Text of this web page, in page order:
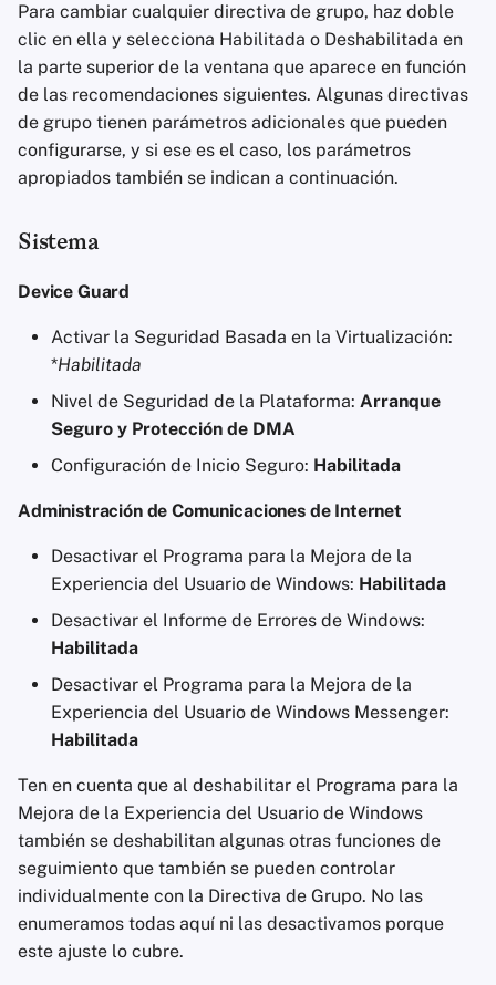
Sincronizar la Configuración
Entrada de Texto
Informes de Errores de
Windows
Administradores de
Contraseñas
Pastebins
Comunicación en
Real
Para cambiar cualquier directiva de grupo, haz doble
clic en ella y selecciona Habilitada o Deshabilitada en
la parte superior de la ventana que aparece en función
de las recomendaciones siguientes. Algunas directivas
de grupo tienen parámetros adicionales que pueden
configurarse, y si ese es el caso, los parámetros
apropiados también se indican a continuación.
Sistema
Device Guard
Activar la Seguridad Basada en la Virtualización:
*Habilitada
Nivel de Seguridad de la Plataforma: Arranque
Seguro y Protección de DMA
Configuración de Inicio Seguro: Habilitada
Administración de Comunicaciones de Internet
Desactivar el Programa para la Mejora de la
Experiencia del Usuario de Windows: Habilitada
Desactivar el Informe de Errores de Windows:
Habilitada
Desactivar el Programa para la Mejora de la
Experiencia del Usuario de Windows Messenger:
Habilitada
Ten en cuenta que al deshabilitar el Programa para la
Mejora de la Experiencia del Usuario de Windows
también se deshabilitan algunas otras funciones de
seguimiento que también se pueden controlar
individualmente con la Directiva de Grupo. No las
enumeramos todas aquí ni las desactivamos porque
este ajuste lo cubre.